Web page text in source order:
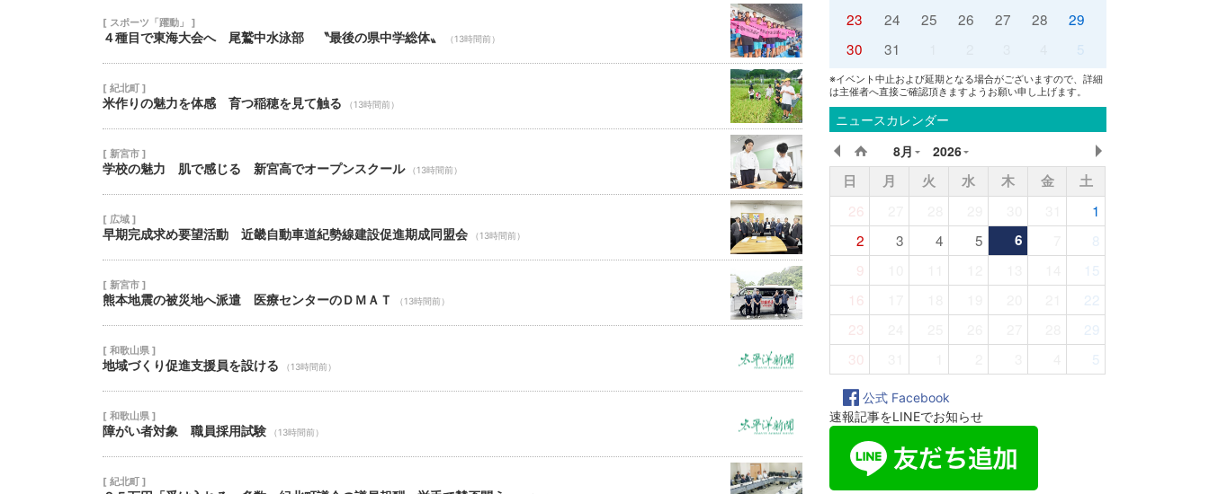
[ スポーツ「躍動」 ]
４種目で東海大会へ 尾鷲中水泳部 〝最後の県中学総体〟 （13時間前）
[ 紀北町 ]
米作りの魅力を体感 育つ稲穂を見て触る （13時間前）
[ 新宮市 ]
学校の魅力 肌で感じる 新宮高でオープンスクール （13時間前）
[ 広域 ]
早期完成求め要望活動 近畿自動車道紀勢線建設促進期成同盟会 （13時間前）
[ 新宮市 ]
熊本地震の被災地へ派遣 医療センターのＤＭＡＴ （13時間前）
[ 和歌山県 ]
地域づくり促進支援員を設ける （13時間前）
[ 和歌山県 ]
障がい者対象 職員採用試験 （13時間前）
[ 紀北町 ]
23
24 25 26 27 28
29
30
31 5
※イベント中止および延期となる場合がございますので、詳細
は主催者へ直接ご確認頂きますようお願い申し上げます。
ニュースカレンダー
8月 2026
日 月 火 水 木 金
土
26
1
2
3 4 5 6
8
9
15
16
22
23
29
30
5
公式 Facebook
速報記事をLINEでお知らせ